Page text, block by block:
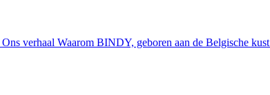
Ons verhaal Waarom BINDY, geboren aan de Belgische kust